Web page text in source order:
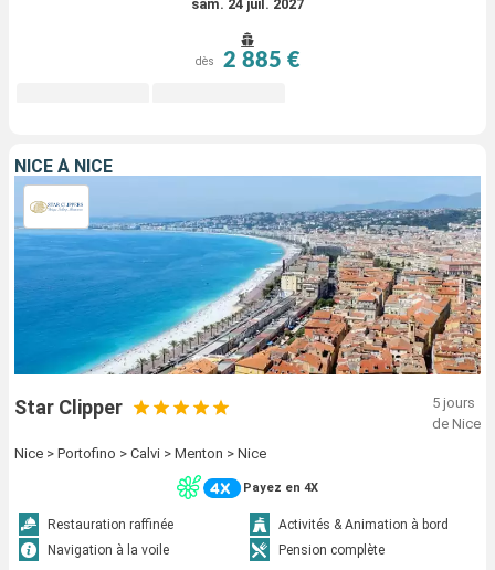
sam. 24 juil. 2027
dès 2 885 €
NICE À NICE
Star Clipper
5 jours
de Nice
Nice > Portofino > Calvi > Menton > Nice
Payez en 4X
Restauration raffinée
Activités & Animation à bord
Navigation à la voile
Pension complète